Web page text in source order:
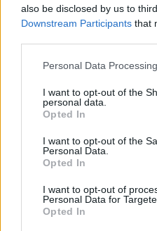
also be disclosed by us to
Downstream Participants that
Personal Data
I want to opt-out of the
personal data.
Opted In
I want to opt-out of the
Personal Data.
Opted In
I want to opt-out of
Personal Data for
Opted In
OTPReal-time
vezető részvényei közül
maga fél százalékos
melyek 9,210 forinton is
pluszban 9,310 forinton
forint/eurós szint fölé
KEDVES OLVASÓNK!
A keresett cikk a
tartozik, melynek
regisztrációhoz kötött.